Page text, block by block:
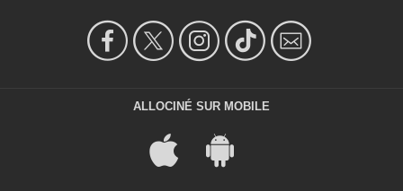
ALLOCINÉ SUR MOBILE